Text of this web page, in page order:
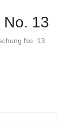
13
No. 13